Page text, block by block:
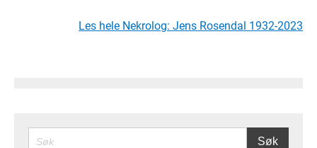
Les hele Nekrolog: Jens Rosendal 1932-2023
SØK Søk